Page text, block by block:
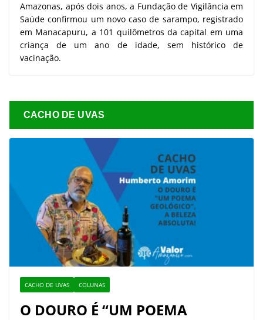
Amazonas, após dois anos, a Fundação de Vigilância em
Saúde confirmou um novo caso de sarampo, registrado
em Manacapuru, a 101 quilômetros da capital em uma
criança de um ano de idade, sem histórico de
vacinação.
CACHO DE UVAS
CACHO DE UVAS COLUNAS
O DOURO É “UM POEMA